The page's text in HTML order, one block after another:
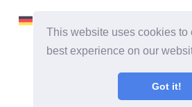
This website uses cookies to
best experience on our
Got it!
2026 ©
Alle categorieën